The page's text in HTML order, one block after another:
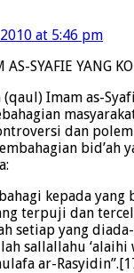
at 5:46 pm
SYAFIE YANG
Imam as-
dan
bid’ah
kepada yang
terpuji dan
setiap yang
sallallahu ‘alaihi
ar-